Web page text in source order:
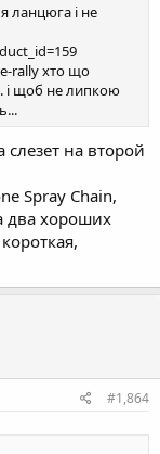
ланцюга і не
rally хто що
і щоб не липкою
на второй
Spray Chain,
два хороших
#1,864